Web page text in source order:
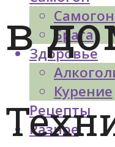
Брага
Здоровье
Курение
Рецепты
Разное
в